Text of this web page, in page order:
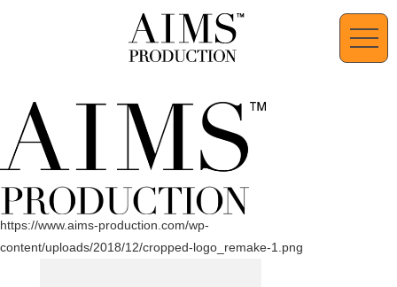
https://www.aims-production.com/wp-
content/uploads/2018/12/cropped-logo_remake-1.png